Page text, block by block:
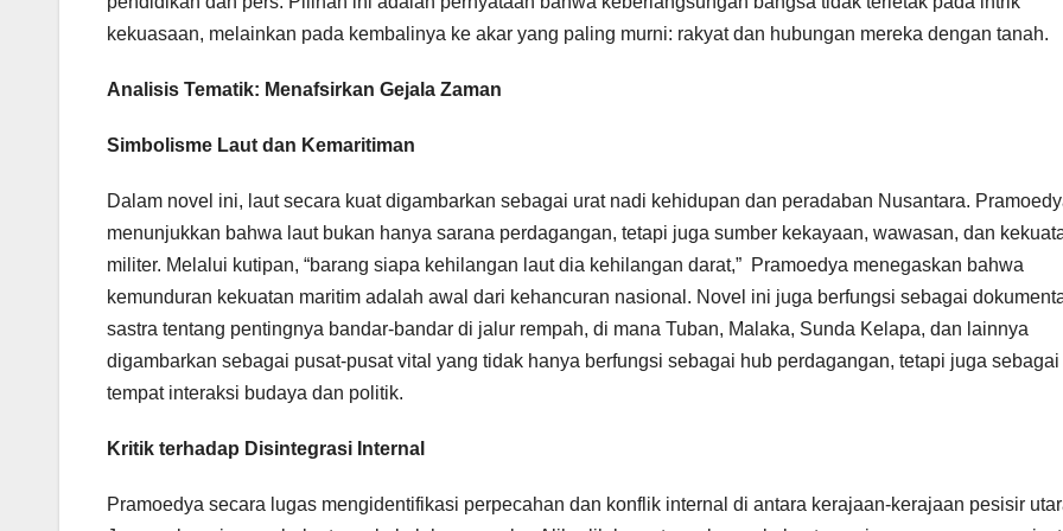
kekuasaan, melainkan pada kembalinya ke akar yang paling murni: rakyat dan hubungan mereka dengan tanah.
Analisis Tematik: Menafsirkan Gejala Zaman
Simbolisme Laut dan Kemaritiman
Dalam novel ini, laut secara kuat digambarkan sebagai urat nadi kehidupan dan peradaban Nusantara.
menunjukkan bahwa laut bukan hanya sarana perdagangan, tetapi juga sumber kekayaan, wawasan, dan
militer. Melalui kutipan, “barang siapa kehilangan laut dia kehilangan darat,” Pramoedya menegaskan bahwa
kemunduran kekuatan maritim adalah awal dari kehancuran nasional. Novel ini juga berfungsi sebagai
sastra tentang pentingnya bandar-bandar di jalur rempah, di mana Tuban, Malaka, Sunda Kelapa, dan lainnya
digambarkan sebagai pusat-pusat vital yang tidak hanya berfungsi sebagai hub perdagangan, tetapi juga sebagai
tempat interaksi budaya dan politik.
Kritik terhadap Disintegrasi Internal
Pramoedya secara lugas mengidentifikasi perpecahan dan konflik internal di antara kerajaan-kerajaan pesisir